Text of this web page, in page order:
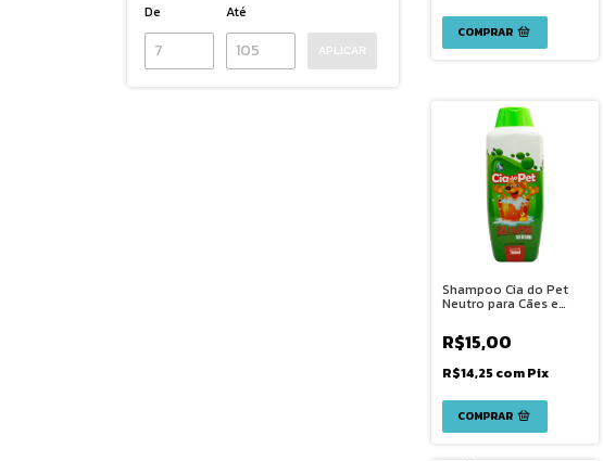
De
Até
APLICAR
Shampoo Cia do Pet
Neutro para Cães e
R$15,00
R$14,25comPix